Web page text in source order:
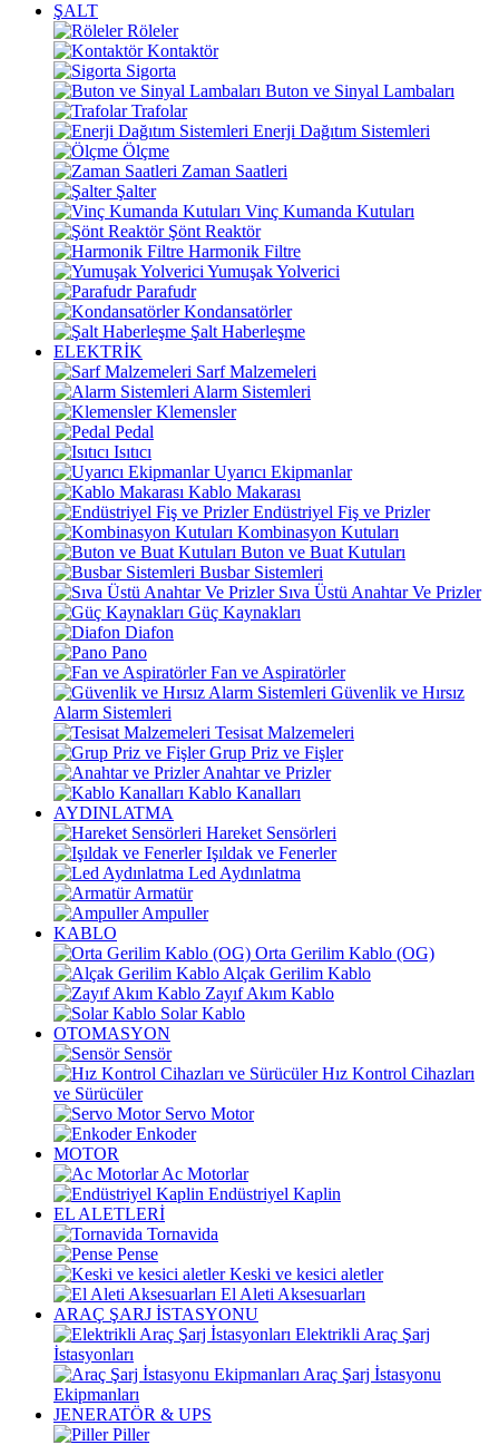
ŞALT
Röleler
Kontaktör
Sigorta
Buton ve Sinyal Lambaları
Trafolar
Enerji Dağıtım Sistemleri
Ölçme
Zaman Saatleri
Şalter
Vinç Kumanda Kutuları
Şönt Reaktör
Harmonik Filtre
Yumuşak Yolverici
Parafudr
Kondansatörler
Şalt Haberleşme
ELEKTRİK
Sarf Malzemeleri
Alarm Sistemleri
Klemensler
Pedal
Isıtıcı
Uyarıcı Ekipmanlar
Kablo Makarası
Endüstriyel Fiş ve Prizler
Kombinasyon Kutuları
Buton ve Buat Kutuları
Busbar Sistemleri
Sıva Üstü Anahtar Ve Prizler
Güç Kaynakları
Diafon
Pano
Fan ve Aspiratörler
Güvenlik ve Hırsız
Alarm Sistemleri
Tesisat Malzemeleri
Grup Priz ve Fişler
Anahtar ve Prizler
Kablo Kanalları
AYDINLATMA
Hareket Sensörleri
Işıldak ve Fenerler
Led Aydınlatma
Armatür
Ampuller
KABLO
Orta Gerilim Kablo (OG)
Alçak Gerilim Kablo
Zayıf Akım Kablo
Solar Kablo
OTOMASYON
Sensör
Hız Kontrol Cihazları
ve Sürücüler
Servo Motor
Enkoder
MOTOR
Ac Motorlar
Endüstriyel Kaplin
EL ALETLERİ
Tornavida
Pense
Keski ve kesici aletler
El Aleti Aksesuarları
ARAÇ ŞARJ İSTASYONU
Elektrikli Araç Şarj
İstasyonları
Araç Şarj İstasyonu
Ekipmanları
JENERATÖR & UPS
Piller